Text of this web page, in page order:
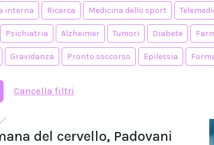
interna Ricerca Medicina dello sport
Psichiatria Alzheimer Tumori Diabete
Gravidanza Pronto soccorso Epilessia
Cancella filtri
del cervello, Padovani